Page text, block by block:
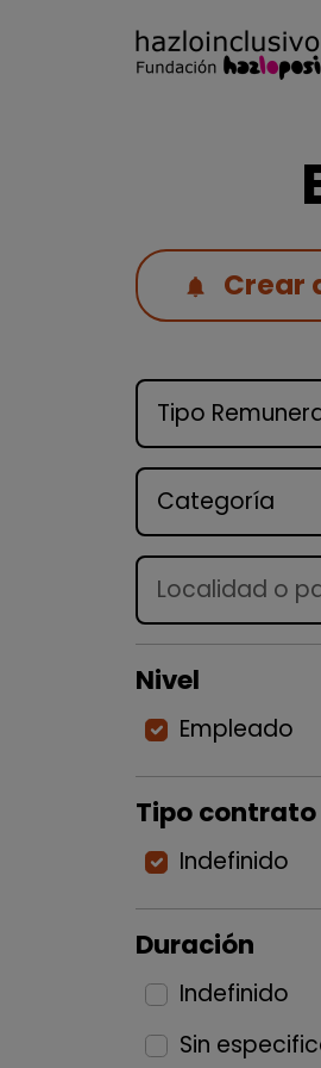
Crear
Tipo de oferta
Categoría
Lugar
Nivel
Empleado
Tipo contrato
Indefinido
Duración
Indefinido
Sin